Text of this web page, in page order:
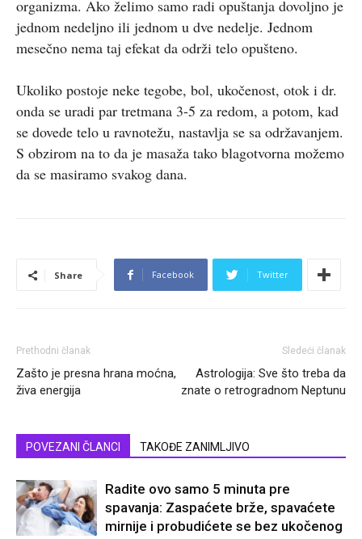
organizma. Ako želimo samo radi opuštanja dovoljno je
jednom nedeljno ili jednom u dve nedelje. Jednom
mesečno nema taj efekat da održi telo opušteno.
Ukoliko postoje neke tegobe, bol, ukočenost, otok i dr.
onda se uradi par tretmana 3-5 za redom, a potom, kad
se dovede telo u ravnotežu, nastavlja se sa održavanjem.
S obzirom na to da je masaža tako blagotvorna možemo
da se masiramo svakog dana.
Share Facebook Twitter
Prethodni članak
Zašto je presna hrana moćna,
živa energija
Sledeći članak
Astrologija: Sve što treba da
znate o retrogradnom Neptunu
POVEZANI ČLANCI TAKOĐE ZANIMLJIVO
Radite ovo samo 5 minuta pre
spavanja: Zaspaćete brže, spavaćete
mirnije i probudićete se bez ukočenog